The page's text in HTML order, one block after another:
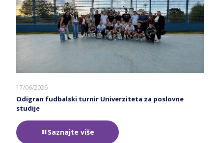
17/06/2026
Odigran fudbalski turnir Univerziteta za poslovne
studije
Saznajte više